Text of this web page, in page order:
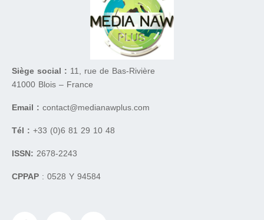
Siège social : 11, rue de Bas-Rivière
41000 Blois – France
Email : contact@medianawplus.com
Tél : +33 (0)6 81 29 10 48
ISSN: 2678-2243
CPPAP : 0528 Y 94584